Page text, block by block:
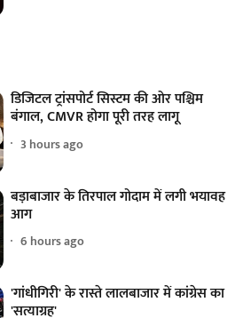
डिजिटल ट्रांसपोर्ट सिस्टम की ओर पश्चिम
बंगाल, CMVR होगा पूरी तरह लागू
3 hours ago
बड़ाबाजार के तिरपाल गोदाम में लगी भयावह
आग
6 hours ago
'गांधीगिरी' के रास्ते लालबाजार में कांग्रेस का
'सत्याग्रह'